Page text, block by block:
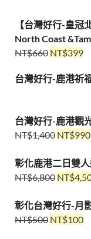
【台灣好行-皇冠
North Coast
NT$660 NT$399
台灣好行-鹿港祈
台灣好行-鹿港觀
NT$1,400 NT$990
彰化鹿港二日雙
NT$6,800 NT$
彰化台灣好行-月
NT$500 NT$100